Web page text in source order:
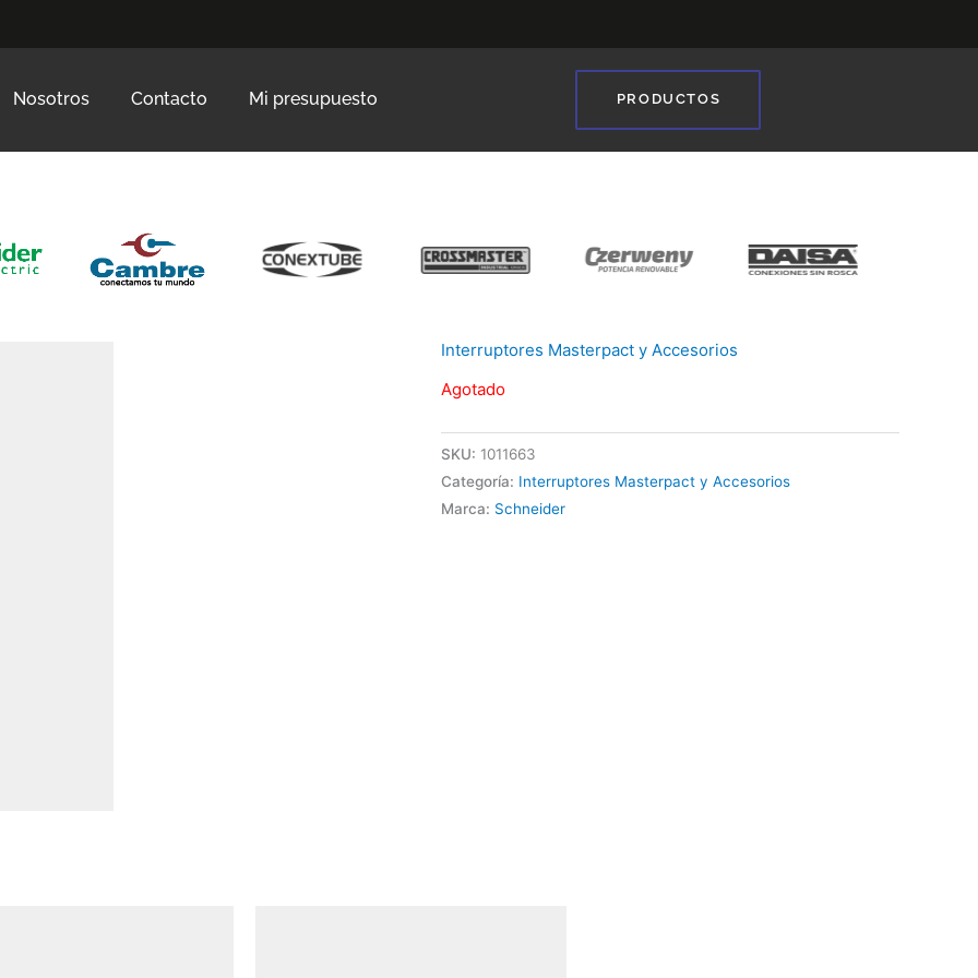
Nosotros Contacto Mi presupuesto PRODUCTOS
❯
Interruptores Masterpact y Accesorios
Agotado
SKU: 1011663
Categoría: Interruptores Masterpact y Accesorios
Marca: Schneider